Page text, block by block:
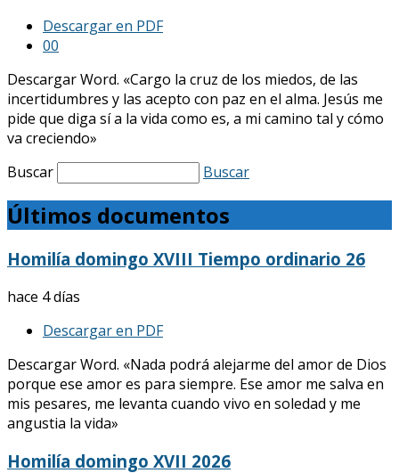
Descargar en PDF
00
Descargar Word. «Cargo la cruz de los miedos, de las
incertidumbres y las acepto con paz en el alma. Jesús me
pide que diga sí a la vida como es, a mi camino tal y cómo
va creciendo»
Buscar
Buscar
Últimos documentos
Homilía domingo XVIII Tiempo ordinario 26
hace 4 días
Descargar en PDF
Descargar Word. «Nada podrá alejarme del amor de Dios
porque ese amor es para siempre. Ese amor me salva en
mis pesares, me levanta cuando vivo en soledad y me
angustia la vida»
Homilía domingo XVII 2026